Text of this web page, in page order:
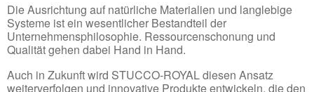
Die Ausrichtung auf natürliche Materialien und langlebige
Systeme ist ein wesentlicher Bestandteil der
Unternehmensphilosophie. Ressourcenschonung und
Qualität gehen dabei Hand in Hand.
Auch in Zukunft wird STUCCO-ROYAL diesen Ansatz
weiterverfolgen und innovative Produkte entwickeln, die den